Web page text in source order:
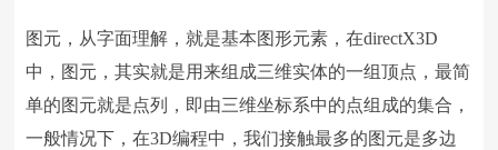
图元，从字面理解，就是基本图形元素，在directX3D
中，图元，其实就是用来组成三维实体的一组顶点，最简
单的图元就是点列，即由三维坐标系中的点组成的集合，
一般情况下，在3D编程中，我们接触最多的图元是多边